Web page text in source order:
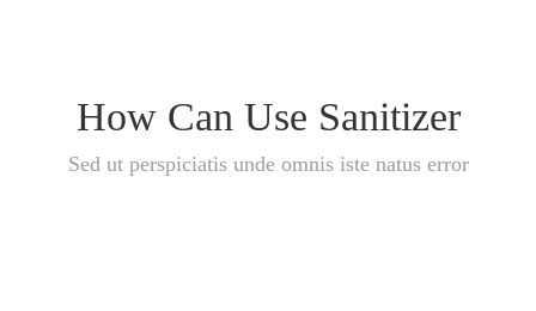
How Can Use Sanitizer
Sed ut perspiciatis unde omnis iste natus error